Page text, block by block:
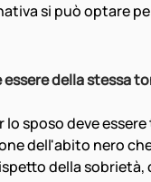
si può optare
della stessa
lo sposo deve
dell'abito nero
della